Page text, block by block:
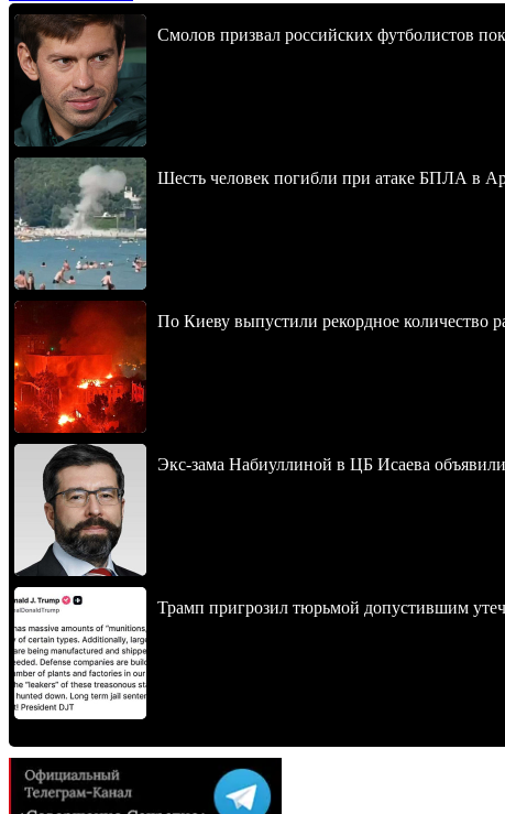
Смолов призвал российских футболистов
Шесть человек погибли при атаке БПЛА в
По Киеву выпустили рекордное количество
Экс-зама Набиуллиной в ЦБ Исаева
Трамп пригрозил тюрьмой допустившим